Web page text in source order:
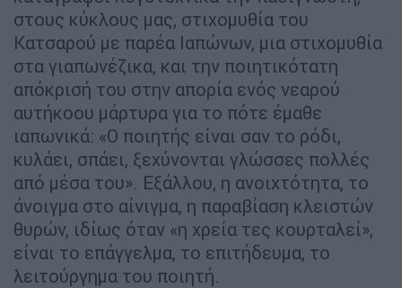
στους κύκλους µας, στιχοµυθία του
Κατσαρού µε παρέα Ιαπώνων, µια στιχοµυθία
στα γιαπωνέζικα, και την ποιητικότατη
απόκρισή του στην απορία ενός νεαρού
αυτήκοου µάρτυρα για το πότε έµαθε
ιαπωνικά: «Ο ποιητής είναι σαν το ρόδι,
κυλάει, σπάει, ξεχύνονται γλώσσες πολλές
από µέσα του». Εξάλλου, η ανοιχτότητα, το
άνοιγµα στο αίνιγµα, η παραβίαση κλειστών
θυρών, ιδίως όταν «η χρεία τες κουρταλεί»,
είναι το επάγγελµα, το επιτήδευµα, το
λειτούργηµα του ποιητή.